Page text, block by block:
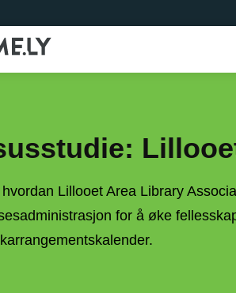
Lillooet Area Library
for å øke